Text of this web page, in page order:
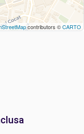
contributors ©CARTO